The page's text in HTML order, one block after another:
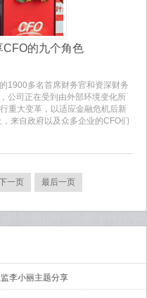
的九个角色
1900多名首席财务官和资深财务
公司正在受到由外部环境变化所
重大变革，以适应金融危机后新
来自政府以及众多企业的CFO们
一页 最后一页
李小丽主题分享